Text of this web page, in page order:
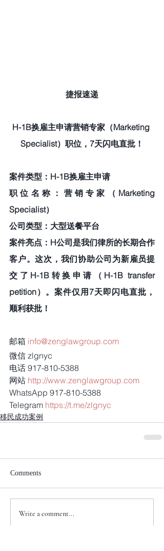
捷报速递
H-1B换雇主申请营销专家（Marketing
Specialist）职位，7天闪电直批！
案件类型：H-1B换雇主申请
职位名称：营销专家（Marketing
Specialist）
公司类型：大型送餐平台
案件亮点：H公司是我们律所的长期合作
客户。这次，我们协助公司为新雇员提
交了H-1B转换申请（H-1B transfer
petition）。案件仅用7天即闪电直批，
顺利获批！
邮箱 info@zenglawgroup.com
微信 zlgnyc
电话 917-810-5388
网站 http://www.zenglawgroup.com
WhatsApp 917-810-5388
Telegram https://t.me/zlgnyc
移民成功案例
Comments
Write a comment...